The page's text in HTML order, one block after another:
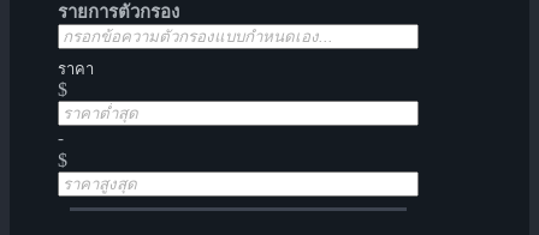
รายการตัวกรอง
ราคา
$
-
$